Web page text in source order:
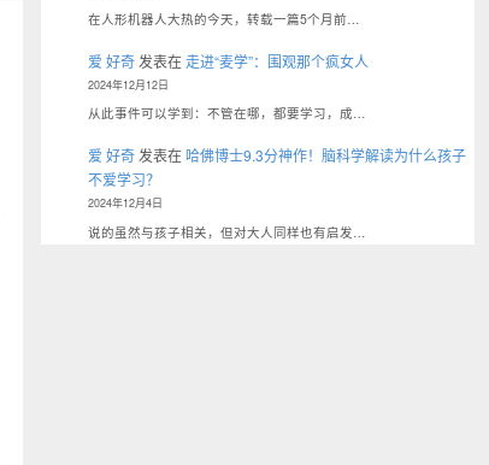
在人形机器人大热的今天，转载一篇5个月前…
爱 好奇 发表在走进“麦学”：围观那个疯女人
2024年12月12日
从此事件可以学到：不管在哪，都要学习，成…
爱 好奇 发表在 哈佛博士9.3分神作！脑科学解读为什么孩子
不爱学习？
2024年12月4日
说的虽然与孩子相关，但对大人同样也有启发…